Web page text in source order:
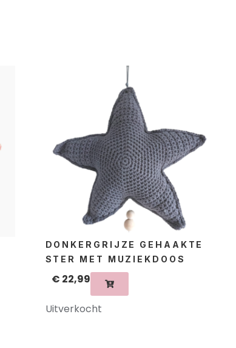
DONKERGRIJZE GEHAAKTE
STER MET MUZIEKDOOS
€ 22,99
Uitverkocht